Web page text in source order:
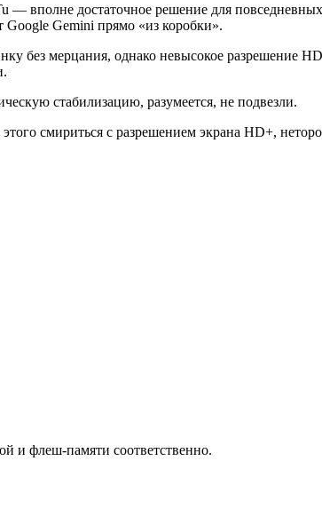
вполне достаточное решение для
Gemini прямо «из коробки».
без мерцания, однако невысокое разрешение
стабилизацию, разумеется, не подвезли.
смириться с разрешением экрана HD+,
и флеш-памяти соответственно.